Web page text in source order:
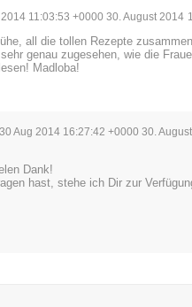
11:03:53 +0000 30. August 2014
all die tollen Rezepte
genau zugesehen, wie die
Madloba!
Aug 2014 16:27:42 +0000 30.
Dank!
hast, stehe ich Dir zur